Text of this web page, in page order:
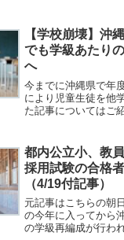
じゃないと回らない
人学級を予定して...
【学校崩壊】沖
でも学級あたり
へ
今までに沖縄県で年
により児童生徒を他
た記事についてはご
立たず、40人学級に
ているという報道が
都内公立小、教
採用試験の合格
（4/19付記事）
元記事はこちらの朝
の今年に入ってから
の学級再編成が行わ